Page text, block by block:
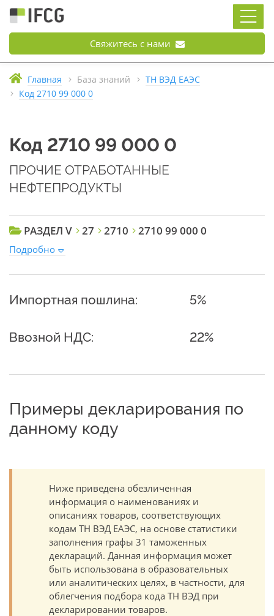
Свяжитесь с нами
Главная База знаний
ТН ВЭД ЕАЭС
Код 2710 99 000 0
Код 2710 99 000 0
ПРОЧИЕ ОТРАБОТАННЫЕ
НЕФТЕПРОДУКТЫ
РАЗДЕЛ V 27 2710 2710 99 000 0
Подробно
Импортная пошлина: 5%
Ввозной НДС: 22%
Примеры декларирования по
данному коду
Ниже приведена обезличенная
информация о наименованиях и
описаниях товаров, соответствующих
кодам ТН ВЭД ЕАЭС, на основе статистики
заполнения графы 31 таможенных
деклараций. Данная информация может
быть использована в образовательных
или аналитических целях, в частности, для
облегчения подбора кода ТН ВЭД при
декларировании товаров.